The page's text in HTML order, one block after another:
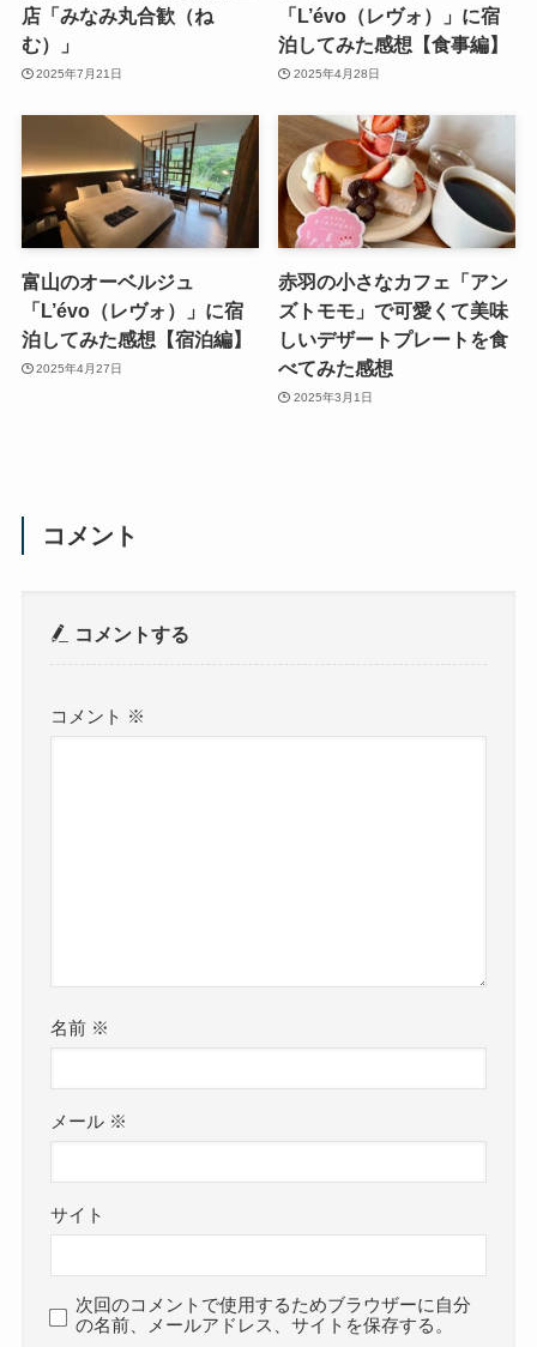
店「みなみ丸合歓（ね
む）」
2025年7月21日
「L’évo（レヴォ）」に宿
泊してみた感想【食事編】
2025年4月28日
富山のオーベルジュ
「L’évo（レヴォ）」に宿
泊してみた感想【宿泊編】
2025年4月27日
赤羽の小さなカフェ「アン
ズトモモ」で可愛くて美味
しいデザートプレートを食
べてみた感想
2025年3月1日
コメント
コメントする
コメント ※
名前 ※
メール ※
サイト
次回のコメントで使用するためブラウザーに自分
の名前、メールアドレス、サイトを保存する。